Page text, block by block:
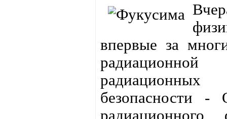
впервые за
радиационной
радиационных
безопасности -